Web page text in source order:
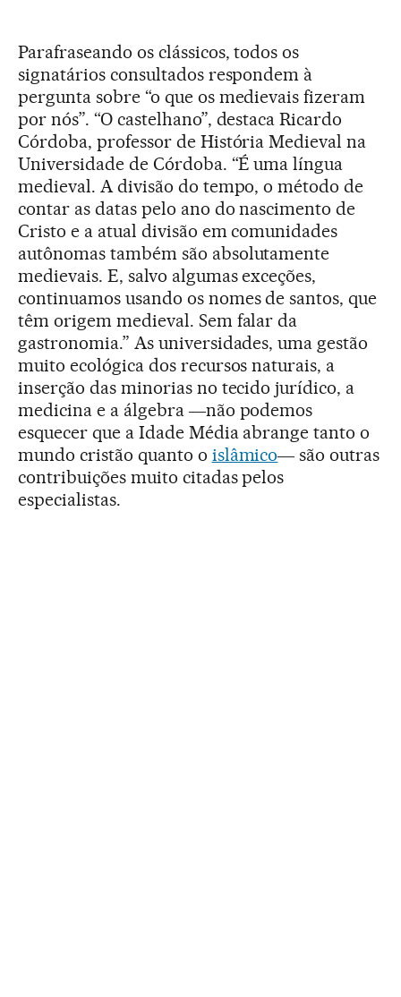
Parafraseando os clássicos, todos os
signatários consultados respondem à
pergunta sobre “o que os medievais fizeram
por nós”. “O castelhano”, destaca Ricardo
Córdoba, professor de História Medieval na
Universidade de Córdoba. “É uma língua
medieval. A divisão do tempo, o método de
contar as datas pelo ano do nascimento de
Cristo e a atual divisão em comunidades
autônomas também são absolutamente
medievais. E, salvo algumas exceções,
continuamos usando os nomes de santos, que
têm origem medieval. Sem falar da
gastronomia.” As universidades, uma gestão
muito ecológica dos recursos naturais, a
inserção das minorias no tecido jurídico, a
medicina e a álgebra ―não podemos
esquecer que a Idade Média abrange tanto o
mundo cristão quanto o islâmico― são outras
contribuições muito citadas pelos
especialistas.